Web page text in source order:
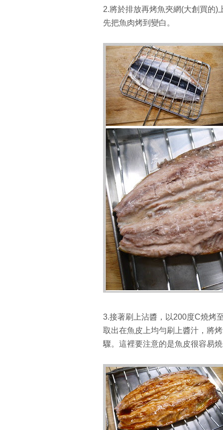
2.將於排放再烤魚夾網(大創買的)
先把魚肉烤到變白。
3.接著刷上沾醬，以200度C燒烤
取出在魚皮上均勻刷上醬汁，將
驟。這裡要注意的是魚皮很容易